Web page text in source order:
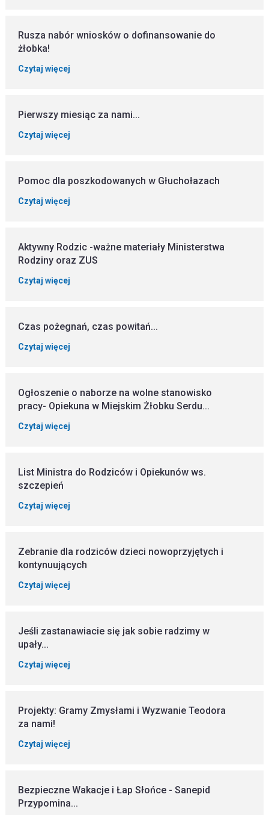
Rusza nabór wniosków o dofinansowanie do
żłobka!
Czytaj więcej
Pierwszy miesiąc za nami...
Czytaj więcej
Pomoc dla poszkodowanych w Głuchołazach
Czytaj więcej
Aktywny Rodzic -ważne materiały Ministerstwa
Rodziny oraz ZUS
Czytaj więcej
Czas pożegnań, czas powitań...
Czytaj więcej
Ogłoszenie o naborze na wolne stanowisko
pracy- Opiekuna w Miejskim Żłobku Serdu...
Czytaj więcej
List Ministra do Rodziców i Opiekunów ws.
szczepień
Czytaj więcej
Zebranie dla rodziców dzieci nowoprzyjętych i
kontynuujących
Czytaj więcej
Jeśli zastanawiacie się jak sobie radzimy w
upały...
Czytaj więcej
Projekty: Gramy Zmysłami i Wyzwanie Teodora
za nami!
Czytaj więcej
Bezpieczne Wakacje i Łap Słońce - Sanepid
Przypomina...